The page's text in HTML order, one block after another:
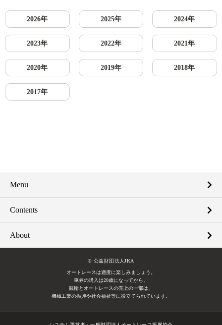
2026年 2025年 2024年
2023年 2022年 2021年
2020年 2019年 2018年
2017年
Menu
Contents
About
© 公益財団法人JKA
オートレースは適度に楽しみましょう。
車券の購入は20歳になってから。
競輪とオートレースの売上の一部は、
機械工業の振興や社会福祉等に役立てられています。